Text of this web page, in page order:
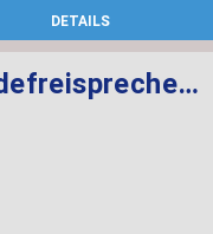
DETAILS
Ladefreisprechelektronik High BASIS SVS MULF2